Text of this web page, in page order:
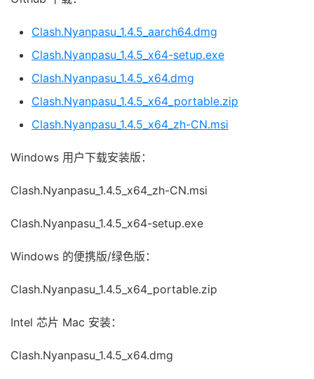
Clash.Nyanpasu_1.4.5_aarch64.dmg
Clash.Nyanpasu_1.4.5_x64-setup.exe
Clash.Nyanpasu_1.4.5_x64.dmg
Clash.Nyanpasu_1.4.5_x64_portable.zip
Clash.Nyanpasu_1.4.5_x64_zh-CN.msi
Windows 用户下载安装版：
Clash.Nyanpasu_1.4.5_x64_zh-CN.msi
Clash.Nyanpasu_1.4.5_x64-setup.exe
Windows 的便携版/绿色版：
Clash.Nyanpasu_1.4.5_x64_portable.zip
Intel 芯片 Mac 安装：
Clash.Nyanpasu_1.4.5_x64.dmg